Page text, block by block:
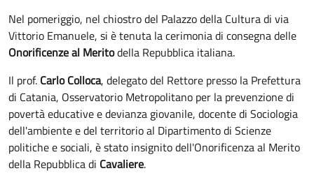
Nel pomeriggio, nel chiostro del Palazzo della Cultura di via
Vittorio Emanuele, si è tenuta la cerimonia di consegna delle
Onorificenze al Meritodella Repubblica italiana.
Il prof. Carlo Colloca, delegato del Rettore presso la Prefettura
di Catania, Osservatorio Metropolitano per la prevenzione di
povertà educative e devianza giovanile, docente di Sociologia
dell'ambiente e del territorio al Dipartimento di Scienze
politiche e sociali, è stato insignito dell'Onorificenza al Merito
della Repubblica di Cavaliere.